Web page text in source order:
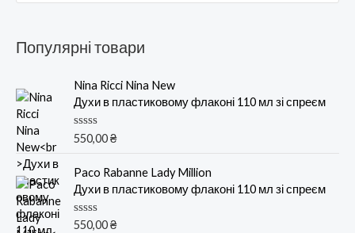
Популярні товари
Nina Ricci Nina New
Духи в пластиковому флаконі 110 мл зі спреєм
О
н
а
0
и
з
550,00₴
Paco Rabanne Lady Million
Духи в пластиковому флаконі 110 мл зі спреєм
О
550,00₴